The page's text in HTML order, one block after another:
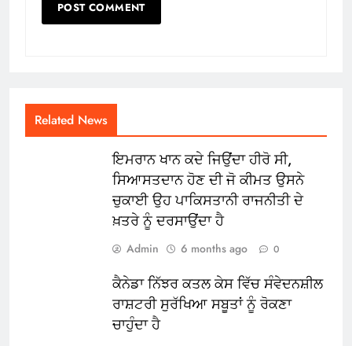
Related News
ਇਮਰਾਨ ਖਾਨ ਕਦੇ ਜਿਉਂਦਾ ਹੀਰੋ ਸੀ,
ਸਿਆਸਤਦਾਨ ਹੋਣ ਦੀ ਜੋ ਕੀਮਤ ਉਸਨੇ
ਚੁਕਾਈ ਉਹ ਪਾਕਿਸਤਾਨੀ ਰਾਜਨੀਤੀ ਦੇ
ਖ਼ਤਰੇ ਨੂੰ ਦਰਸਾਉਂਦਾ ਹੈ
Admin 6 months ago 0
ਕੈਨੇਡਾ ਨਿੱਝਰ ਕਤਲ ਕੇਸ ਵਿੱਚ ਸੰਵੇਦਨਸ਼ੀਲ
ਰਾਸ਼ਟਰੀ ਸੁਰੱਖਿਆ ਸਬੂਤਾਂ ਨੂੰ ਰੋਕਣਾ
ਚਾਹੁੰਦਾ ਹੈ